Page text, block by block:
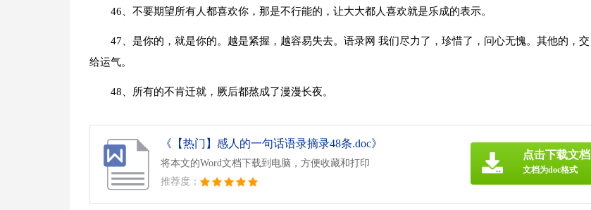
46、不要期望所有人都喜欢你，那是不行能的，让大大都人喜欢就是乐成的表示。
47、是你的，就是你的。越是紧握，越容易失去。语录网 我们尽力了，珍惜了，问心无愧。其他的，交
给运气。
48、所有的不肯迁就，厥后都熬成了漫漫长夜。
《【热门】感人的一句话语录摘录48条.doc》
将本文的Word文档下载到电脑，方便收藏和打印
推荐度：
点击下载文档
文档为doc格式